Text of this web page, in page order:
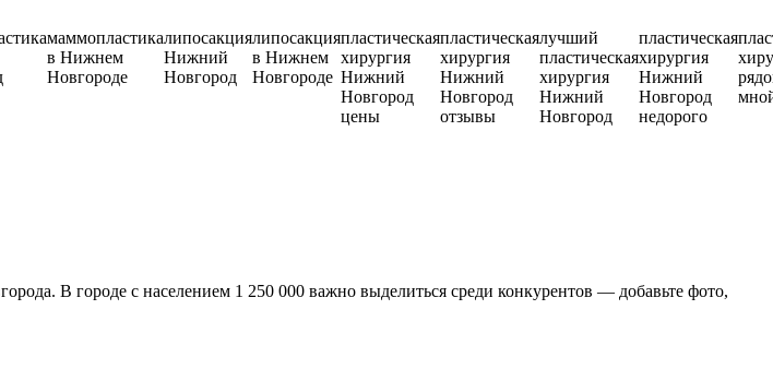
маммопластика
в Нижнем
Новгороде
липосакция
Нижний
Новгород
липосакция
в Нижнем
Новгороде
пластическая
хирургия
Нижний
Новгород
цены
пластическая
хирургия
Нижний
Новгород
отзывы
лучший
пластическая
хирургия
Нижний
Новгород
пластическая
хирургия
Нижний
Новгород
недорого
В городе с населением 1 250 000 важно выделиться среди конкурентов — добавьте фото,